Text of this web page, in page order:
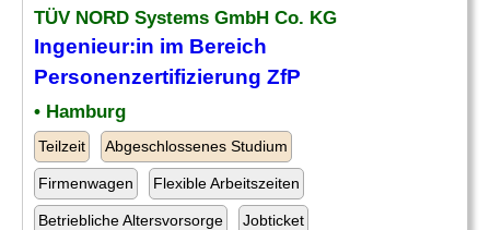
TÜV NORD Systems GmbH Co. KG
Ingenieur:in im Bereich
Personenzertifizierung ZfP
• Hamburg
Teilzeit Abgeschlossenes Studium
Firmenwagen Flexible Arbeitszeiten
Betriebliche Altersvorsorge Jobticket